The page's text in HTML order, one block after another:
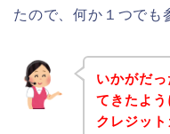
たので、何か１つでも
いかがだ
てきたよ
クレジッ